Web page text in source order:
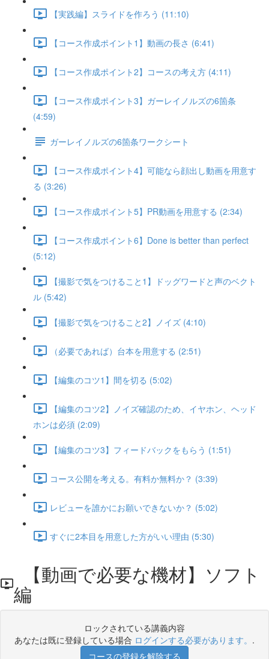
【実践編】スライドを作ろう (11:10)
【コース作成ポイント1】動画の長さ (6:41)
【コース作成ポイント2】コースの考え方 (4:11)
【コース作成ポイント3】ガーレイノルズの6箇条
(4:59)
ガーレイノルズの6箇条ワークシート
【コース作成ポイント4】可能なら顔出し動画を用意す
る (3:26)
【コース作成ポイント5】PR動画を用意する (2:34)
【コース作成ポイント6】Done is better than perfect
(5:12)
【撮影で気をつけること1】ドッグワードと声のベクト
ル (5:42)
【撮影で気をつけること2】ノイズ (4:10)
（必要であれば）台本を用意する (2:51)
【編集のコツ1】間を切る (5:02)
【編集のコツ2】ノイズ確認のため、イヤホン、ヘッド
ホンは必須 (2:09)
【編集のコツ3】フィードバックをもらう (1:51)
コース公開を考える。有料か無料か？ (3:39)
レビューを誰かにお願いできないか？ (5:02)
すぐに2本目を用意した方がいい理由 (5:30)
【動画で必要な機材】ソフト
編
ロックされている講義内容
あなたは既に登録している場合 ログインする必要があります。 .
コースの登録を解除する